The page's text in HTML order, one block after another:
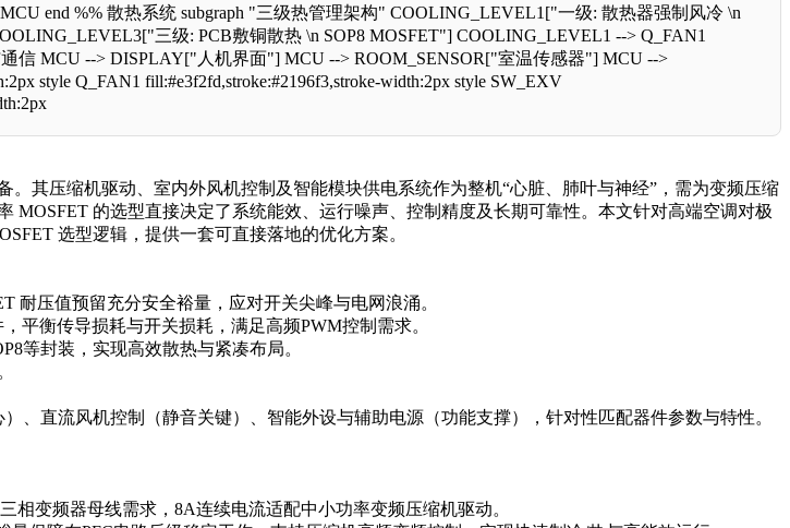
end %% 散热系统 subgraph "三级热管理架构" COOLING_LEVEL1["一级: 散热器强制风冷 \n
三级: PCB敷铜散热 \n SOP8 MOSFET"] COOLING_LEVEL1 --> Q_FAN1
信 MCU --> DISPLAY["人机界面"] MCU --> ROOM_SENSOR["室温传感器"] MCU -->
style Q_FAN1 fill:#e3f2fd,stroke:#2196f3,stroke-width:2px style SW_EXV
其压缩机驱动、室内外风机控制及智能模块供电系统作为整机“心脏、肺叶与神经”，需为变频压缩
的选型直接决定了系统能效、运行噪声、控制精度及长期可靠性。本文针对高端空调对极
选型逻辑，提供一套可直接落地的优化方案。
耐压值预留充分安全裕量，应对开关尖峰与电网浪涌。
平衡传导损耗与开关损耗，满足高频PWM控制需求。
等封装，实现高效散热与紧凑布局。
、直流风机控制（静音关键）、智能外设与辅助电源（功能支撑），针对性匹配器件参数与特性。
相变频器母线需求，8A连续电流适配中小功率变频压缩机驱动。